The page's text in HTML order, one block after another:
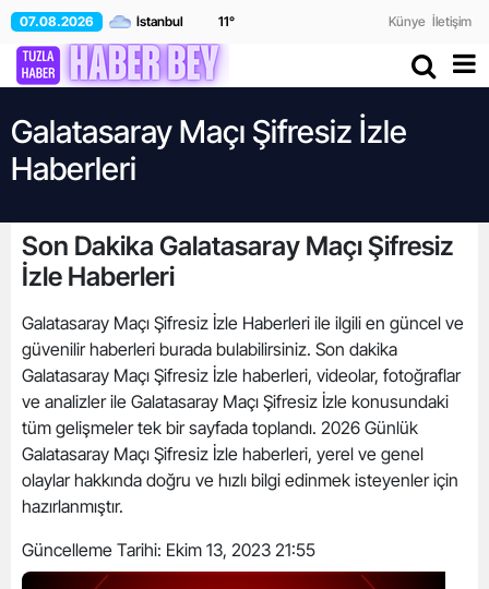
07.08.2026 11° Künye İletişim
Galatasaray Maçı Şifresiz İzle
Haberleri
Son Dakika Galatasaray Maçı Şifresiz
İzle Haberleri
Galatasaray Maçı Şifresiz İzle Haberleri ile ilgili en güncel ve
güvenilir haberleri burada bulabilirsiniz. Son dakika
Galatasaray Maçı Şifresiz İzle haberleri, videolar, fotoğraflar
ve analizler ile Galatasaray Maçı Şifresiz İzle konusundaki
tüm gelişmeler tek bir sayfada toplandı. 2026 Günlük
Galatasaray Maçı Şifresiz İzle haberleri, yerel ve genel
olaylar hakkında doğru ve hızlı bilgi edinmek isteyenler için
hazırlanmıştır.
Güncelleme Tarihi: Ekim 13, 2023 21:55